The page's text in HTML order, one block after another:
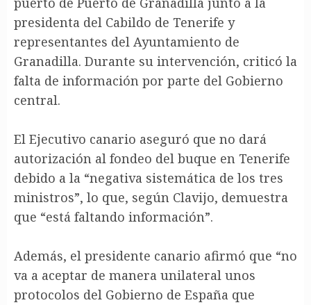
presidenta del Cabildo de Tenerife y
representantes del Ayuntamiento de
Granadilla. Durante su intervención, criticó la
falta de información por parte del Gobierno
central.
El Ejecutivo canario aseguró que no dará
autorización al fondeo del buque en Tenerife
debido a la “negativa sistemática de los tres
ministros”, lo que, según Clavijo, demuestra
que “está faltando información”.
Además, el presidente canario afirmó que “no
va a aceptar de manera unilateral unos
protocolos del Gobierno de España que